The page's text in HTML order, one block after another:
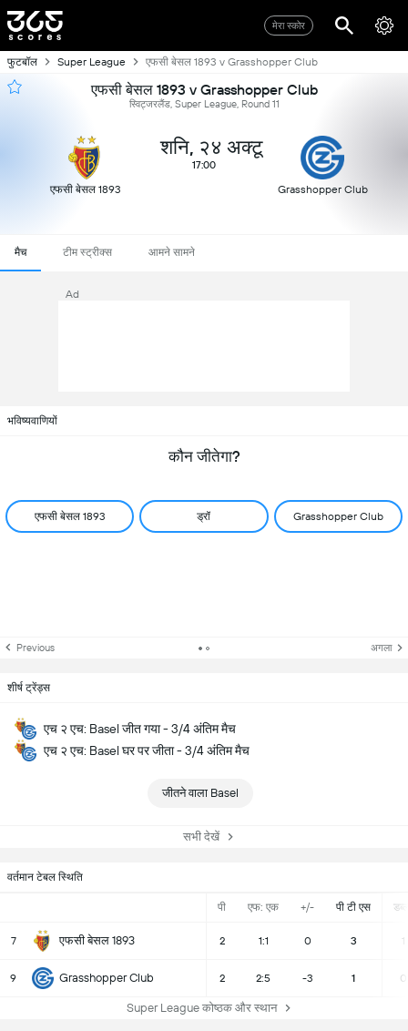
मेरा स्कोर
फुटबॉल Super League एफसी बेसल 1893 v Grasshopper Club
एफसी बेसल 1893 v Grasshopper Club
स्विट्जरलैंड, Super League, Round 11
एफसी बेसल 1893
शनि, २४ अक्टू
17:00
Grasshopper Club
मैच टीम स्ट्रीक्स आमने सामने
Ad
भविष्यवाणियों
कौन जीतेगा?
एफसी बेसल 1893 ड्रॉ Grasshopper Club
Previous अगला
शीर्ष ट्रेंड्स
एच २ एच: Basel जीत गया - 3/4 अंतिम मैच
एच २ एच: Basel घर पर जीता - 3/4 अंतिम मैच
जीतने वाला Basel
सभी देखें
वर्तमान टेबल स्थिति
पी एफ: एक +/- पी टी एस
7 एफसी बेसल 1893 2 1:1 0 3 1
9 Grasshopper Club 2 2:5 -3 1 0
Super League कोष्ठक और स्थान